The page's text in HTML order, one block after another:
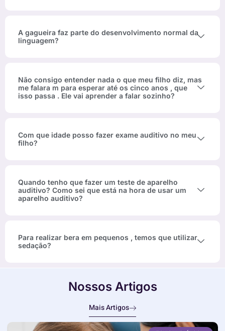
A gagueira faz parte do desenvolvimento normal da
linguagem?
Não consigo entender nada o que meu filho diz, mas
me falara m para esperar até os cinco anos , que
isso passa . Ele vai aprender a falar sozinho?
Com que idade posso fazer exame auditivo no meu
filho?
Quando tenho que fazer um teste de aparelho
auditivo? Como sei que está na hora de usar um
aparelho auditivo?
Para realizar bera em pequenos , temos que utilizar
sedação?
Nossos Artigos
Mais Artigos